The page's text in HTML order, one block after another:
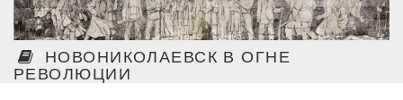
НОВОНИКОЛАЕВСК В ОГНЕ
РЕВОЛЮЦИИ